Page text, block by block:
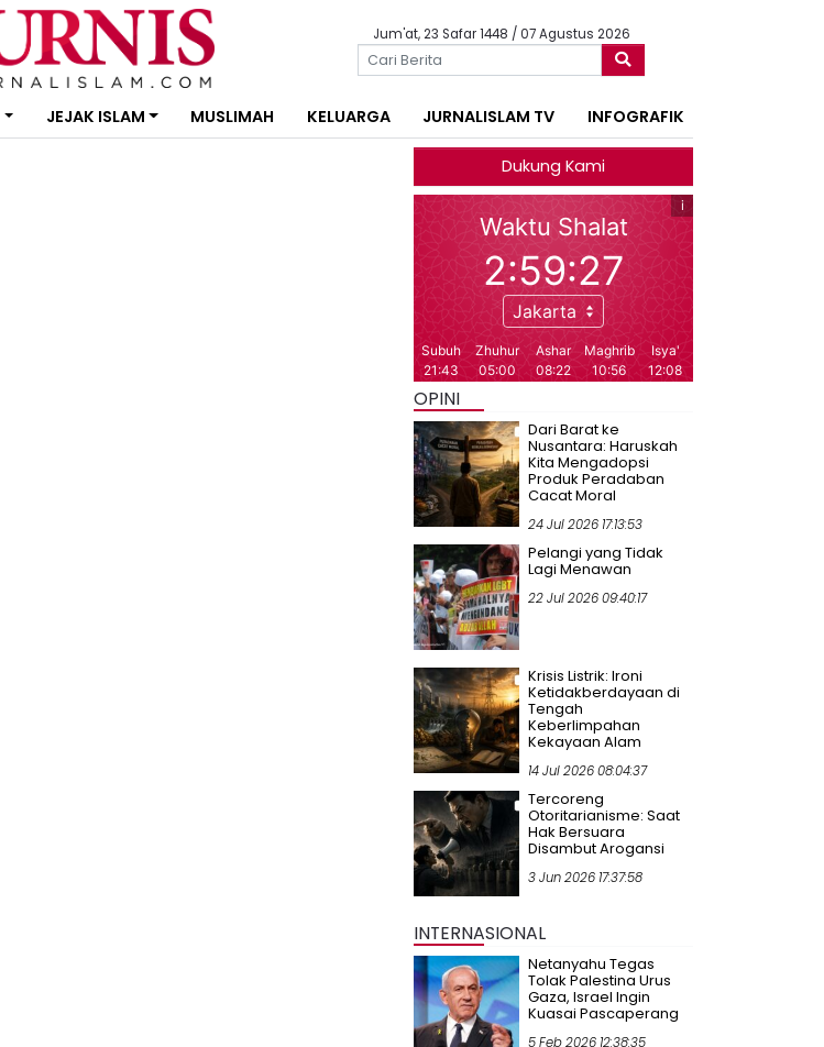
Jum'at, 23 Safar 1448 / 07 Agustus 2026
JEJAK ISLAM MUSLIMAH KELUARGA JURNALISLAM TV INFOGRAFIK
Dukung Kami
OPINI
Dari Barat ke
Nusantara: Haruskah
Kita Mengadopsi
Produk Peradaban
Cacat Moral
24 Jul 2026 17:13:53
Pelangi yang Tidak
Lagi Menawan
22 Jul 2026 09:40:17
Krisis Listrik: Ironi
Ketidakberdayaan di
Tengah
Keberlimpahan
Kekayaan Alam
14 Jul 2026 08:04:37
Tercoreng
Otoritarianisme: Saat
Hak Bersuara
Disambut Arogansi
3 Jun 2026 17:37:58
INTERNASIONAL
Netanyahu Tegas
Tolak Palestina Urus
Gaza, Israel Ingin
Kuasai Pascaperang
5 Feb 2026 12:38:35